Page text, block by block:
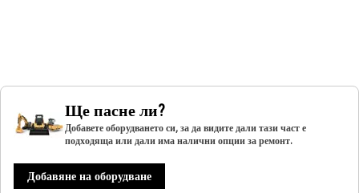
Ще пасне ли?
Добавете оборудването си, за да видите дали тази част е
подходяща или дали има налични опции за ремонт.
Добавяне на оборудване